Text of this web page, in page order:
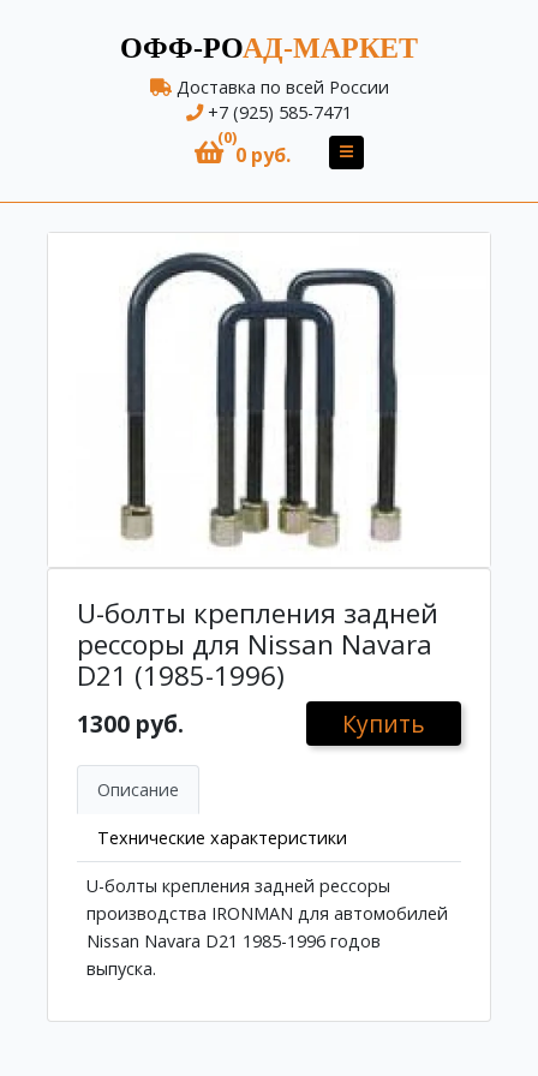
ОФФ-РОАД-МАРКЕТ
Доставка по всей России
+7 (925) 585-7471
(0)
0 руб.
U-болты крепления задней
рессоры для Nissan Navara
D21 (1985-1996)
1300 руб. Купить
Описание
Технические характеристики
U-болты крепления задней рессоры
производства IRONMAN для автомобилей
Nissan Navara D21 1985-1996 годов
выпуска.